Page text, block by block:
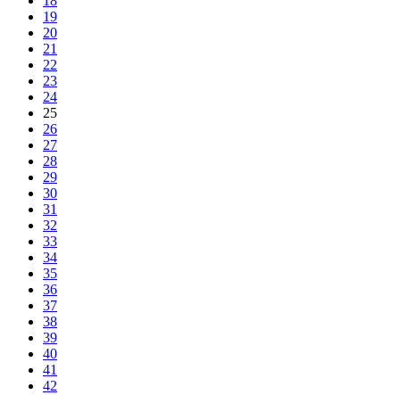
19
20
21
22
23
24
25
26
27
28
29
30
31
32
33
34
35
36
37
38
39
40
41
42